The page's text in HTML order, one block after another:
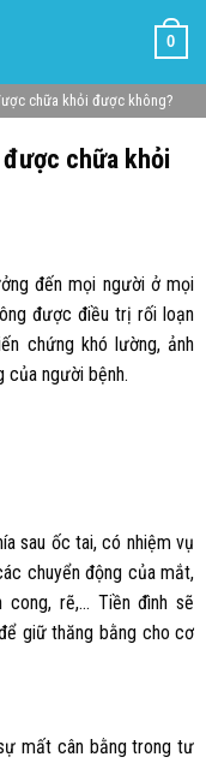
0
chữa khỏi được không?
chữa khỏi
đến mọi người ở mọi
được điều trị rối loạn
chứng khó lường, ảnh
của người bệnh.
sau ốc tai, có nhiệm vụ
chuyển động của mắt,
cong, rẽ,… Tiền đình sẽ
giữ thăng bằng cho cơ
mất cân bằng trong tư